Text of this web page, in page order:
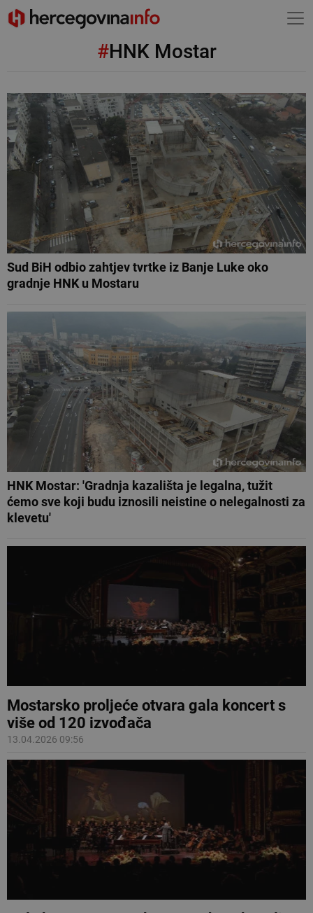
#HNK Mostar
Sud BiH odbio zahtjev tvrtke iz Banje Luke oko
gradnje HNK u Mostaru
HNK Mostar: 'Gradnja kazališta je legalna, tužit
ćemo sve koji budu iznosili neistine o nelegalnosti za
klevetu'
Mostarsko proljeće otvara gala koncert s
više od 120 izvođača
13.04.2026 09:56